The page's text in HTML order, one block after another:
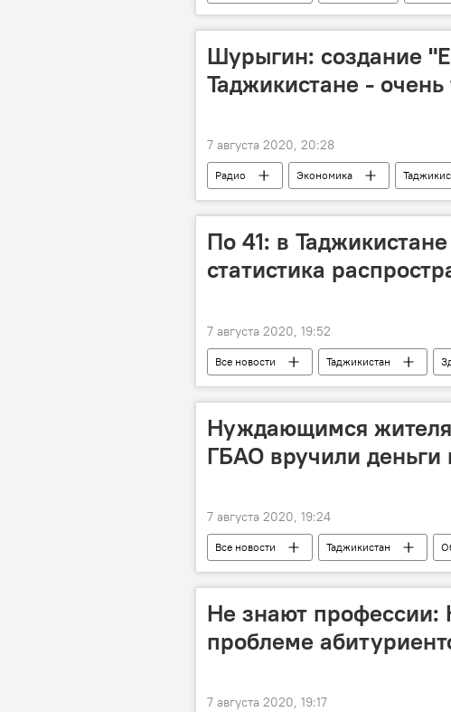
Новости мигрантов из Центральной Азии в
Шурыгин: создание
Таджикистане -
7 августа 2020, 20:28
Радио Экономика
По 41: в
статистика
7 августа 2020, 19:52
Все новости Таджикистан
Коронавирус в Таджикистане: последние
Нуждающимся
ГБАО вручили деньги
7 августа 2020, 19:24
Все новости Таджикистан
Не знают профессии:
проблеме
7 августа 2020, 19:17